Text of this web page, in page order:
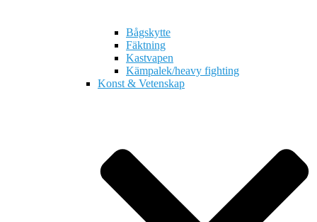
Bågskytte
Fäktning
Kastvapen
Kämpalek/heavy fighting
Konst & Vetenskap